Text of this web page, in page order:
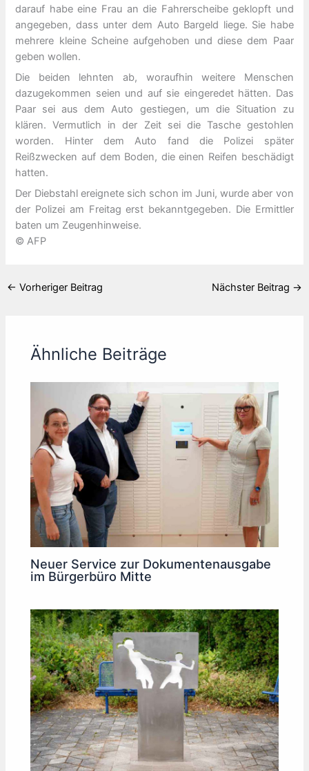
darauf habe eine Frau an die Fahrerscheibe geklopft und
angegeben, dass unter dem Auto Bargeld liege. Sie habe
mehrere kleine Scheine aufgehoben und diese dem Paar
geben wollen.
Die beiden lehnten ab, woraufhin weitere Menschen
dazugekommen seien und auf sie eingeredet hätten. Das
Paar sei aus dem Auto gestiegen, um die Situation zu
klären. Vermutlich in der Zeit sei die Tasche gestohlen
worden. Hinter dem Auto fand die Polizei später
Reißzwecken auf dem Boden, die einen Reifen beschädigt
hatten.
Der Diebstahl ereignete sich schon im Juni, wurde aber von
der Polizei am Freitag erst bekanntgegeben. Die Ermittler
baten um Zeugenhinweise.
© AFP
← Vorheriger Beitrag Nächster Beitrag →
Ähnliche Beiträge
Neuer Service zur Dokumentenausgabe
im Bürgerbüro Mitte